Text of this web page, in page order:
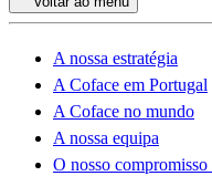
A nossa estratégia
A Coface em Portugal
A Coface no mundo
A nossa equipa
O nosso compromisso